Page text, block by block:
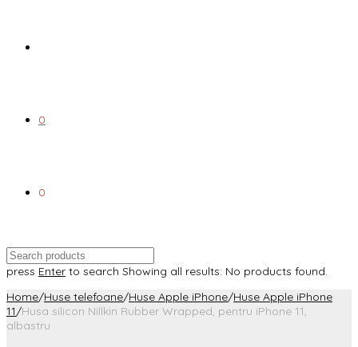
0
0
press Enter to search Showing all results: No products found.
Home/Huse telefoane/Huse Apple iPhone/Huse Apple iPhone
11/Husa silicon Nillkin Rubber Wrapped, pentru iPhone 11,
albastru